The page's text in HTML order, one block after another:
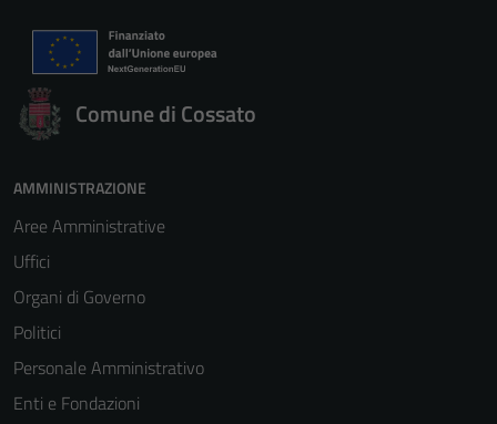
Comune di Cossato
AMMINISTRAZIONE
Aree Amministrative
Uffici
Organi di Governo
Politici
Personale Amministrativo
Enti e Fondazioni